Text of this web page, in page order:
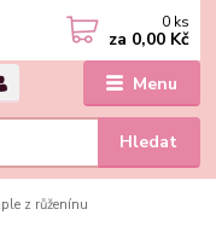
Menu
Hledat
0 ks
za 0,00 Kč
z růženínu